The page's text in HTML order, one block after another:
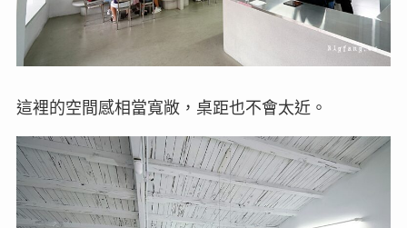
這裡的空間感相當寬敞，桌距也不會太近。